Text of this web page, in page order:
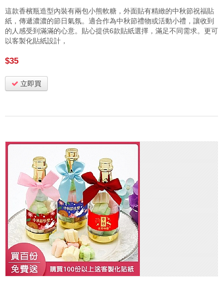
這款香檳瓶造型內裝有兩包小熊軟糖，外面貼有精緻的中秋節祝福貼
紙，傳遞濃濃的節日氣氛。適合作為中秋節禮物或活動小禮，讓收到
的人感受到滿滿的心意。貼心提供6款貼紙選擇，滿足不同需求。更可
以客製化貼紙設計，
$35
立即買